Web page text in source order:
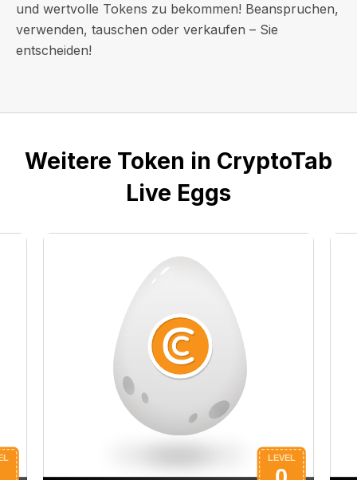
und wertvolle Tokens zu bekommen! Beanspruchen,
verwenden, tauschen oder verkaufen – Sie
entscheiden!
Weitere Token in CryptoTab
Live Eggs